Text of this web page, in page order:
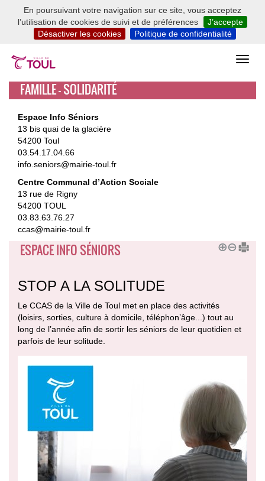
En poursuivant votre navigation sur ce site, vous acceptez
l’utilisation de cookies de suivi et de préférences
J’accepte
Désactiver les cookies
Politique de confidentialité
FAMILLE - SOLIDARITÉ
Espace Info Séniors
13 bis quai de la glacière
54200 Toul
03.54.17.04.66
info.seniors@mairie-toul.fr
Centre Communal d’Action Sociale
13 rue de Rigny
54200 TOUL
03.83.63.76.27
ccas@mairie-toul.fr
ESPACE INFO SÉNIORS
STOP A LA SOLITUDE
Le CCAS de la Ville de Toul met en place des activités
(loisirs, sorties, culture à domicile, téléphon’âge...) tout au
long de l’année afin de sortir les séniors de leur quotidien et
parfois de leur solitude.